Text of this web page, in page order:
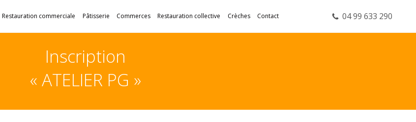
Restauration commerciale Pâtisserie Commerces Restauration collective Crèches Contact 04 99 633 290
Inscription
« ATELIER PG »